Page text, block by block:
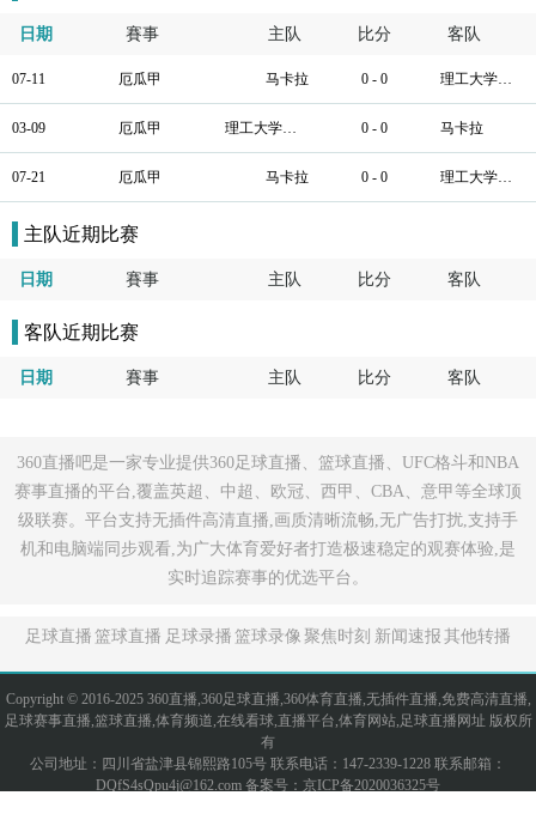
日期 賽事 主队 比分 客队
07-11 厄瓜甲 马卡拉 0 - 0 理工大学竞技
03-09 厄瓜甲 理工大学竞技 0 - 0 马卡拉
07-21 厄瓜甲 马卡拉 0 - 0 理工大学竞技
主队近期比赛
日期 賽事 主队 比分 客队
客队近期比赛
日期 賽事 主队 比分 客队
360直播吧是一家专业提供360足球直播、篮球直播、UFC格斗和NBA
赛事直播的平台,覆盖英超、中超、欧冠、西甲、CBA、意甲等全球顶
级联赛。平台支持无插件高清直播,画质清晰流畅,无广告打扰,支持手
机和电脑端同步观看,为广大体育爱好者打造极速稳定的观赛体验,是
实时追踪赛事的优选平台。
足球直播 篮球直播 足球录播 篮球录像 聚焦时刻 新闻速报 其他转播
Copyright © 2016-2025 360直播,360足球直播,360体育直播,无插件直播,免费高清直播,
足球赛事直播,篮球直播,体育频道,在线看球,直播平台,体育网站,足球直播网址 版权所
有
公司地址：四川省盐津县锦熙路105号 联系电话：147-2339-1228 联系邮箱：
DQfS4sQpu4j@162.com 备案号： 京ICP备2020036325号